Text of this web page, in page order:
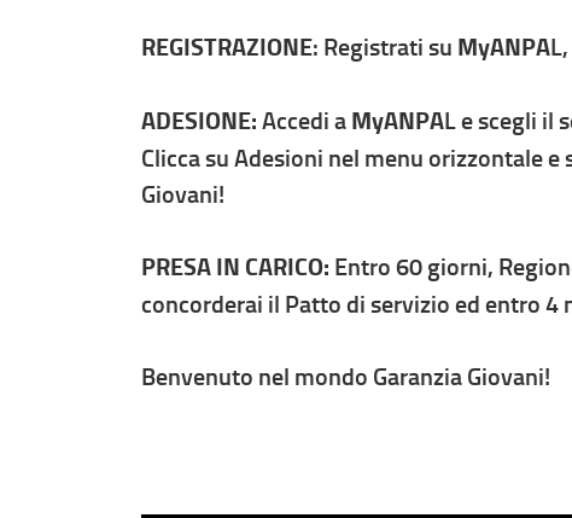
REGISTRAZIONE: Registrati su MyANPA
ADESIONE:Accedi aMyANPAL e scegli il
Clicca su Adesioni nel menu orizzontale
Giovani!
PRESA IN CARICO: Entro 60 giorni,
concorderai il Patto di servizio ed entro
Benvenuto nel mondo Garanzia Giovani!